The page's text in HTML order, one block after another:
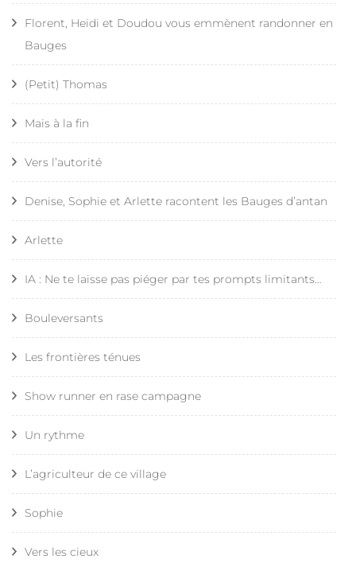
Florent, Heidi et Doudou vous emmènent randonner en
Bauges
(Petit) Thomas
Mais à la fin
Vers l’autorité
Denise, Sophie et Arlette racontent les Bauges d’antan
Arlette
IA : Ne te laisse pas piéger par tes prompts limitants…
Bouleversants
Les frontières ténues
Show runner en rase campagne
Un rythme
L’agriculteur de ce village
Sophie
Vers les cieux